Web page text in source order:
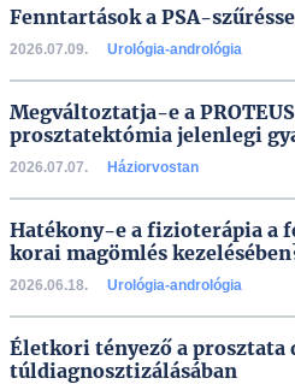
Fenntartások a PSA-
2026.07.09. Urológia-andrológia
Megváltoztatja-e a
prosztatektómia jelenlegi
2026.07.07. Háziorvostan
Hatékony-e a fizioterápia a
korai magömlés
2026.06.18. Urológia-andrológia
Életkori tényező a prosztata
túldiagnosztizálásában